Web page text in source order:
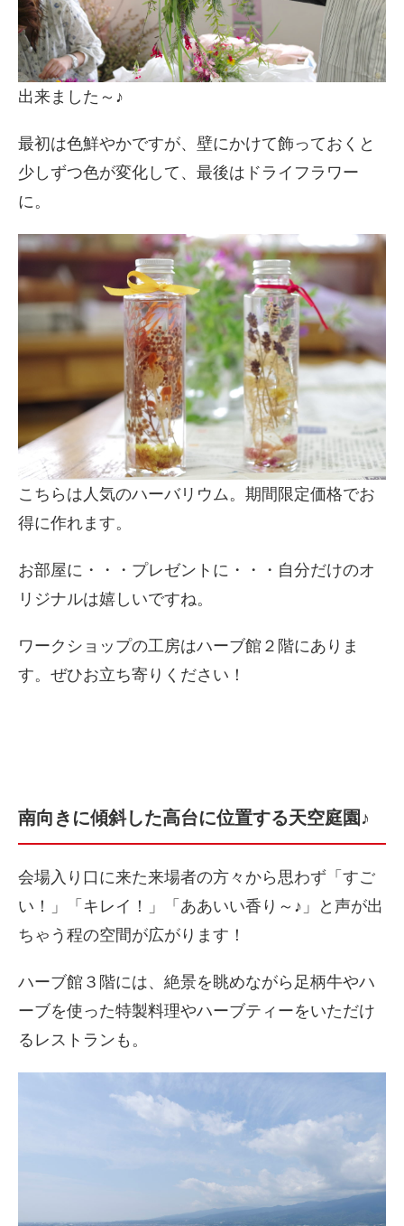
出来ました～♪
最初は色鮮やかですが、壁にかけて飾っておくと
少しずつ色が変化して、最後はドライフラワー
に。
こちらは人気のハーバリウム。期間限定価格でお
得に作れます。
お部屋に・・・プレゼントに・・・自分だけのオ
リジナルは嬉しいですね。
ワークショップの工房はハーブ館２階にありま
す。ぜひお立ち寄りください！
南向きに傾斜した高台に位置する天空庭園♪
会場入り口に来た来場者の方々から思わず「すご
い！」「キレイ！」「ああいい香り～♪」と声が出
ちゃう程の空間が広がります！
ハーブ館３階には、絶景を眺めながら足柄牛やハ
ーブを使った特製料理やハーブティーをいただけ
るレストランも。